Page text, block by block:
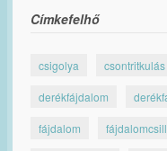
Címkefelhő
csigolya csontritkulás
derékfájdalom
fájdalom